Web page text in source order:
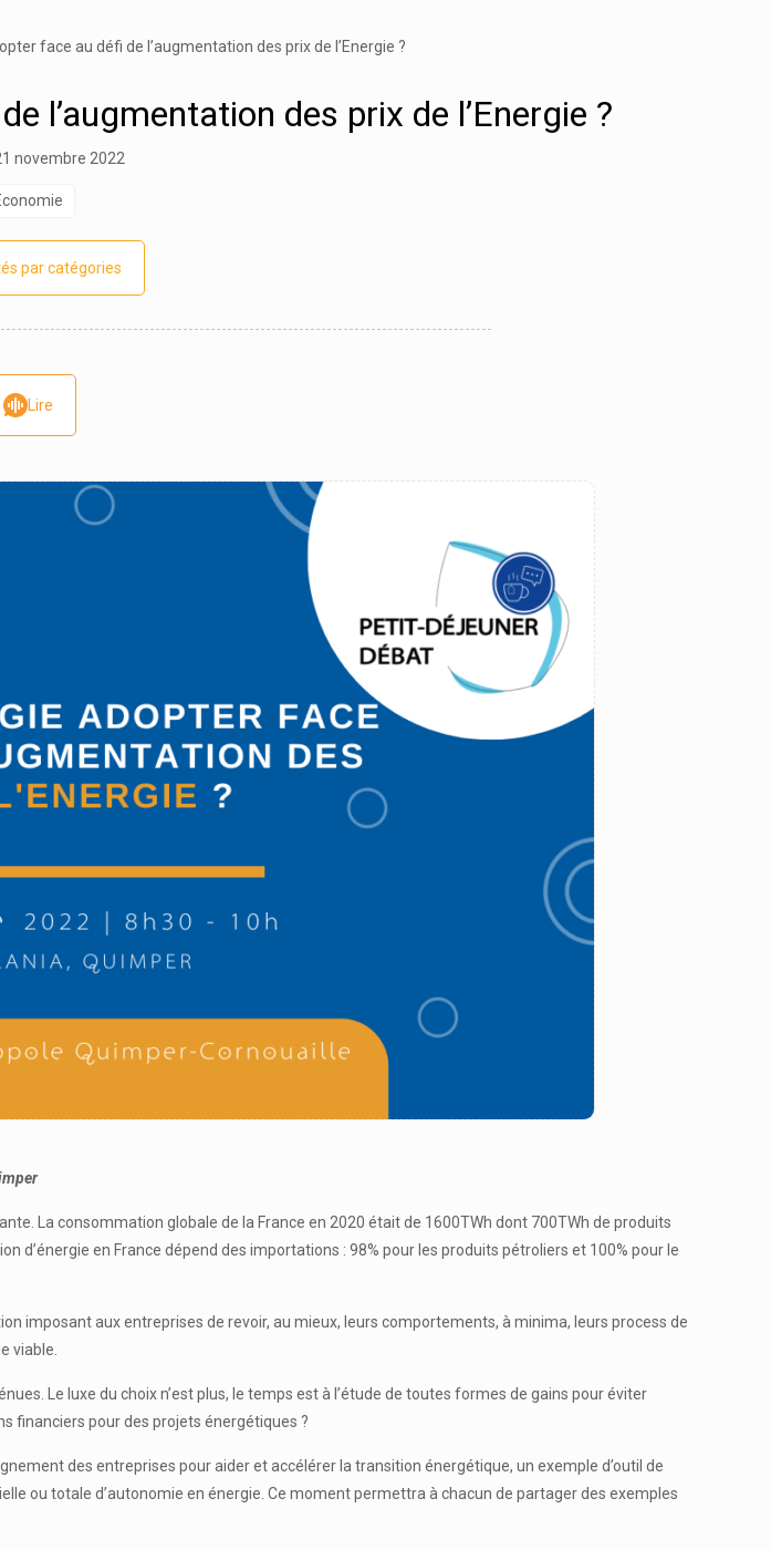
face au défi de l’augmentation des prix de l’Energie ?
l’augmentation des prix de l’Energie ?
novembre 2022
par catégories
Lire
La consommation globale de la France en 2020 était de 1600TWh dont 700TWh de produits
d’énergie en France dépend des importations : 98% pour les produits pétroliers et 100% pour le
imposant aux entreprises de revoir, au mieux, leurs comportements, à minima, leurs process de
viable.
Le luxe du choix n’est plus, le temps est à l’étude de toutes formes de gains pour éviter
financiers pour des projets énergétiques ?
des entreprises pour aider et accélérer la transition énergétique, un exemple d’outil de
ou totale d’autonomie en énergie. Ce moment permettra à chacun de partager des exemples